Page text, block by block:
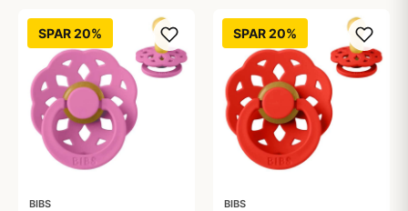
SPAR 20%
BIBS
SPAR 20%
BIBS